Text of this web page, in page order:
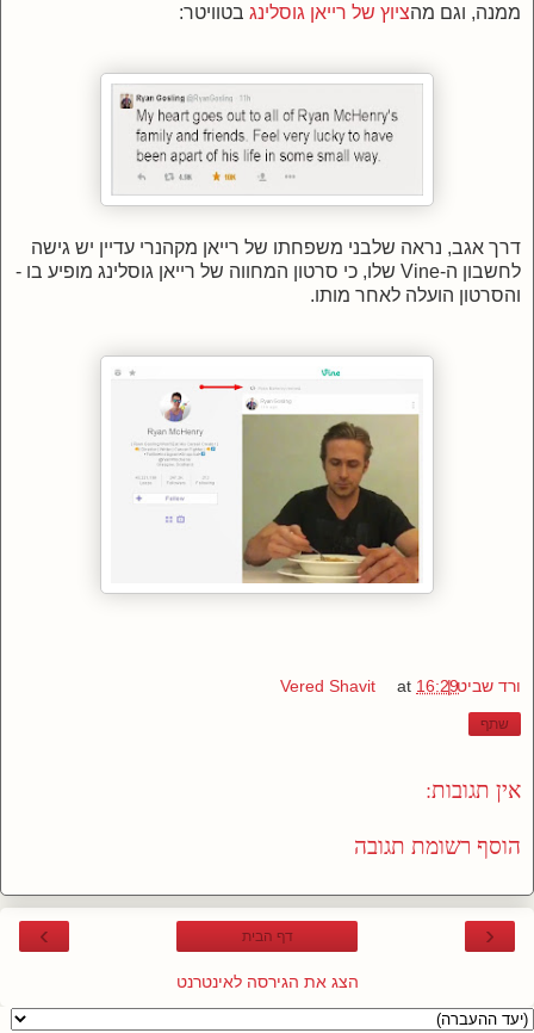
ממנה, וגם מהציוץ של רייאן גוסלינג בטוויטר:
דרך אגב, נראה שלבני משפחתו של רייאן מקהנרי עדיין יש גישה
לחשבון ה-Vine שלו, כי סרטון המחווה של רייאן גוסלינג מופיע בו -
והסרטון הועלה לאחר מותו.
ורד שביט | Vered Shavit at 16:29
שתף
אין תגובות:
הוסף רשומת תגובה
‹
› דף הבית
הצג את הגירסה לאינטרנט